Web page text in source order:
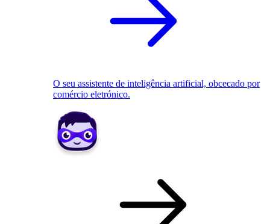
O seu assistente de inteligência artificial, obcecado por
comércio eletrónico.